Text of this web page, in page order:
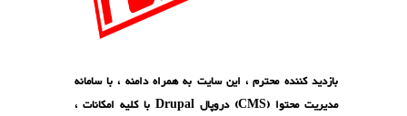
بازدید کننده محترم ، این سایت به همراه دامنه ، با سامانه
مدیریت محتوا (CMS) دروپال Drupal با کلیه امکانات ،